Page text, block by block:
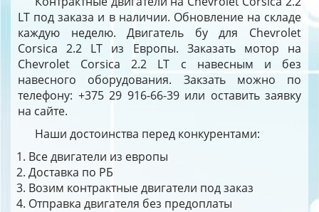
LT под заказа и в наличии. Обновление на складе
каждую неделю. Двигатель бу для Chevrolet
Corsica 2.2 LT из Европы. Заказать мотор на
Chevrolet Corsica 2.2 LT с навесным и без
навесного оборудования. Закзать можно по
телефону: +375 29 916-66-39 или оставить заявку
на сайте.
Наши достоинства перед конкурентами:
Все двигатели из европы
Доставка по РБ
Возим контрактные двигатели под заказ
Отправка двигателя без предоплаты